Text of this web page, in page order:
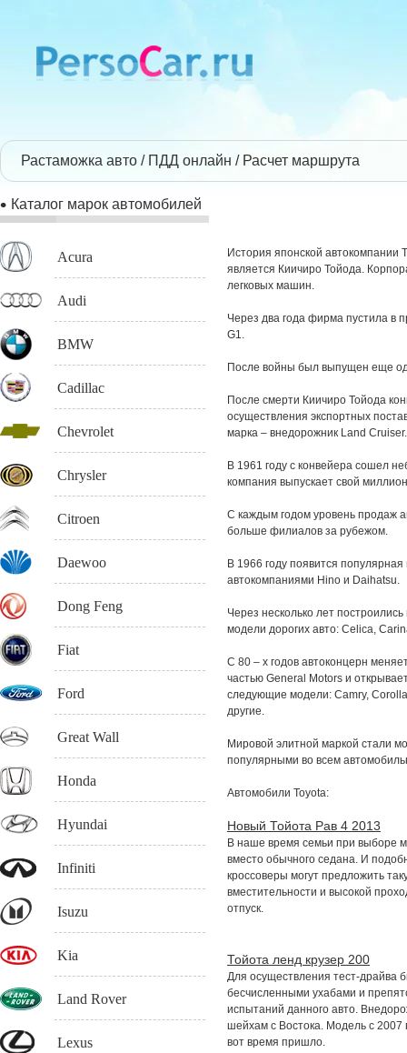
Растаможка авто ПДД онлайн Расчет маршрута
История японской автокомпании
является Киичиро Тойода.
легковых машин.
Через два года фирма пустила в
G1.
После войны был выпущен еще
После смерти Киичиро Тойода
осуществления экспортных
марка – внедорожник Land Cruiser.
В 1961 году с конвейера сошел
компания выпускает свой
С каждым годом уровень продаж
больше филиалов за рубежом.
В 1966 году появится
автокомпаниями Hino и Daihatsu.
Через несколько лет
модели дорогих авто: Celica,
С 80 – х годов автоконцерн
частью General Motors и
следующие модели: Camry,
другие.
Мировой элитной маркой стали
популярными во всем
Автомобили Toyota:
Новый Тойота Рав 4 2013
В наше время семьи при выборе
вместо обычного седана. И
кроссоверы могут предложить
вместительности и высокой
отпуск.
Тойота ленд крузер 200
Для осуществления тест-драйва
бесчисленными ухабами и
испытаний данного авто.
шейхам с Востока. Модель с 2007
вот время пришло.
Каталог марок автомобилей
Acura
Audi
BMW
Cadillac
Chevrolet
Chrysler
Citroen
Daewoo
Dong Feng
Fiat
Ford
Great Wall
Honda
Hyundai
Infiniti
Isuzu
Kia
Land Rover
Lexus